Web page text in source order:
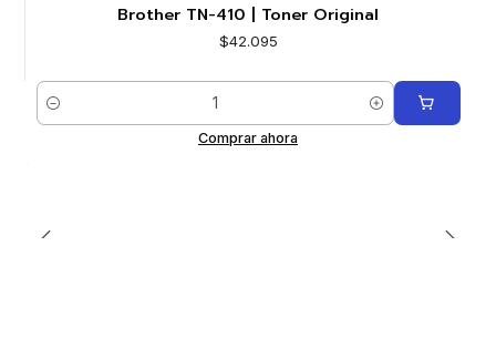
Brother TN-410 | Toner Original
$42.095
Cantidad
Comprar ahora